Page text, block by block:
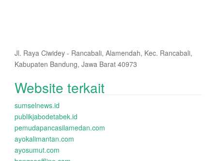
Jl. Raya Ciwidey - Rancabali, Alamendah, Kec. Rancabali,
Kabupaten Bandung, Jawa Barat 40973
Website terkait
sumselnews.id
publikjabodetabek.id
pemudapancasilamedan.com
ayokalimantan.com
ayosumut.com